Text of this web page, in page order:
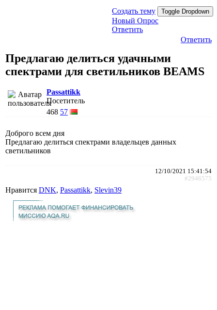
Создать тему Toggle Dropdown
Новый Опрос
Ответить
Ответить
Предлагаю делиться удачными
спектрами для светильников BEAMS
Passattikk
Посетитель
468 57
Доброго всем дня
Предлагаю делиться спектрами владельцев данных
светильников
12/10/2021 15:41:54
#2946575
Нравится DNK, Passattikk, Slevin39